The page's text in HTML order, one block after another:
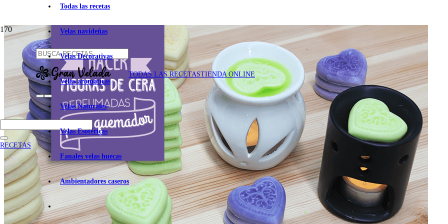
TODAS LAS RECETASTIENDA ONLINE
Todas las recetas
Velas navideñas
Velas Decorativas
Velas aromáticas
Velas Naturales
Velas Esotéricas
Fanales velas huecas
Ambientadores caseros
RECETAS